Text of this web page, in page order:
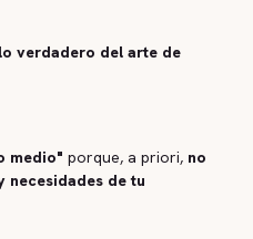
verdadero del arte de
medio" porque, a priori, no
necesidades de tu